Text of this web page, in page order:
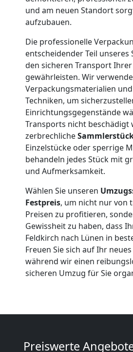
und am neuen Standort
aufzubauen.
Die professionelle
entscheidender Teil unseres
den sicheren Transport
gewährleisten. Wir
Verpackungsmaterialien
Techniken, um
Einrichtungsgegenstände
Transports nicht beschädigt
zerbrechliche
Einzelstücke oder sperrige
behandeln jedes Stück mit
und Aufmerksamkeit.
Wählen Sie unseren
Festpreis, um nicht nur von
Preisen zu profitieren,
Gewissheit zu haben, dass
Feldkirch nach Lünen in
Freuen Sie sich auf Ihr
während wir einen
sicheren Umzug für Sie
Preiswerte
und
Lagerung
Feldkirch
Full-
Service-
Umzug
Feldkirch
Qualitäts-
Umzüge
Feldkirch